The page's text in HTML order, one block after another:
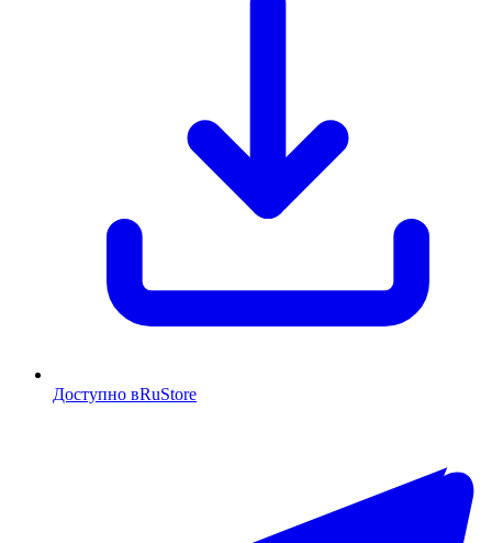
Доступно вRuStore